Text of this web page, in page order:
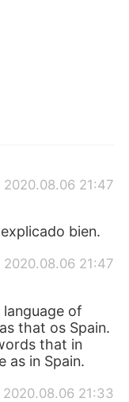
2020.08.06 21:47
bien.
2020.08.06 21:47
language of
that os Spain.
that in
as in Spain.
2020.08.06 21:33